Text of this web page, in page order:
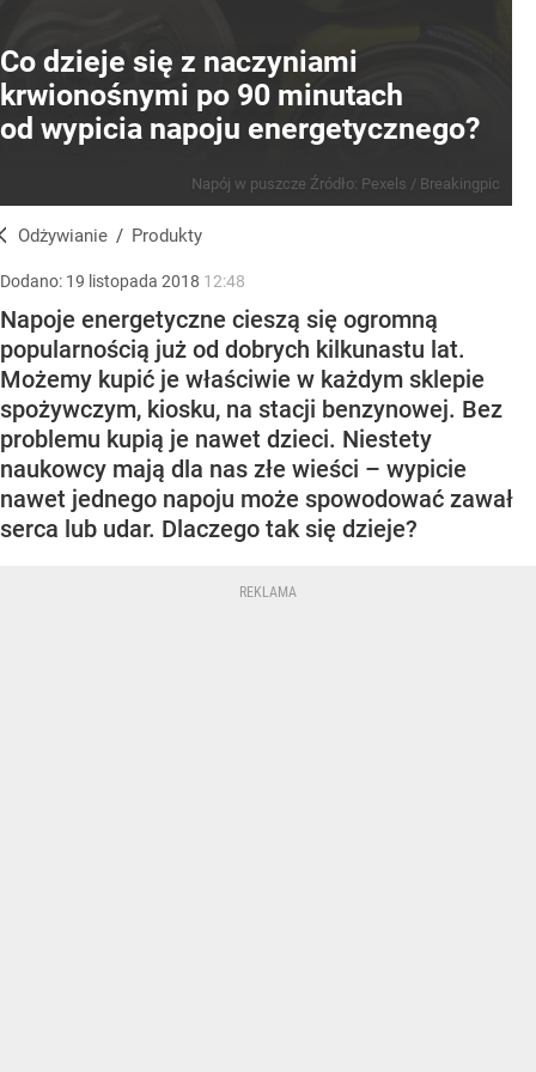
Co dzieje się z naczyniami
krwionośnymi po 90 minutach
od wypicia napoju energetycznego?
Napój w puszcze Źródło: Pexels / Breakingpic
Odżywianie / Produkty
Dodano: 19 listopada 2018 12:48
Napoje energetyczne cieszą się ogromną
popularnością już od dobrych kilkunastu lat.
Możemy kupić je właściwie w każdym sklepie
spożywczym, kiosku, na stacji benzynowej. Bez
problemu kupią je nawet dzieci. Niestety
naukowcy mają dla nas złe wieści – wypicie
nawet jednego napoju może spowodować zawał
serca lub udar. Dlaczego tak się dzieje?